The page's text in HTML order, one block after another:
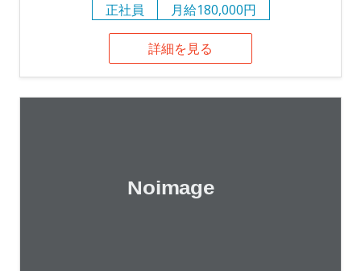
正社員
月給180,000円
詳細を見る